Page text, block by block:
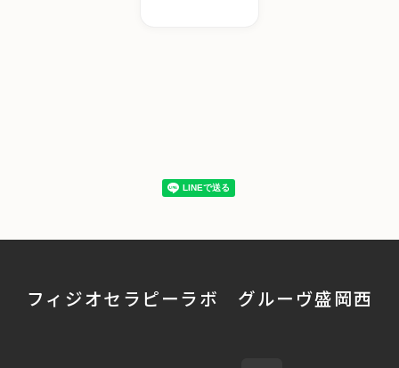
フィジオセラピーラボ グルーヴ盛岡西